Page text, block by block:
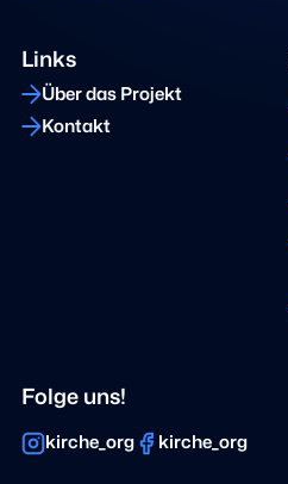
Links
Über das Projekt
Kontakt
Folge uns!
kirche_org kirche_org